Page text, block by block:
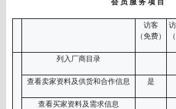
访客
（免费）
列入厂商目录
查看卖家资料及供货和合作信息 是
查看买家资料及需求信息